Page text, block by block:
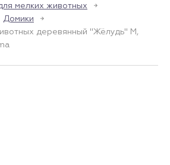
мелких животных
Домики
деревянный "Жёлудь" M,